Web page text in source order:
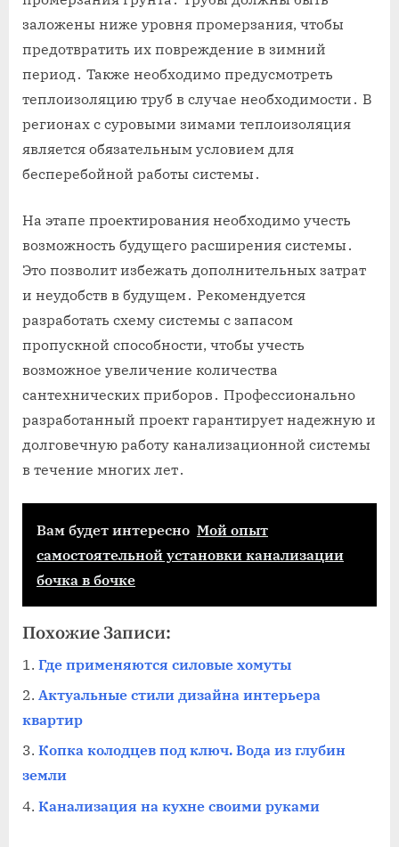
заложены ниже уровня промерзания, чтобы
предотвратить их повреждение в зимний
период․ Также необходимо предусмотреть
теплоизоляцию труб в случае необходимости․ В
регионах с суровыми зимами теплоизоляция
является обязательным условием для
бесперебойной работы системы․
На этапе проектирования необходимо учесть
возможность будущего расширения системы․
Это позволит избежать дополнительных затрат
и неудобств в будущем․ Рекомендуется
разработать схему системы с запасом
пропускной способности, чтобы учесть
возможное увеличение количества
сантехнических приборов․ Профессионально
разработанный проект гарантирует надежную и
долговечную работу канализационной системы
в течение многих лет․
Вам будет интересно Мой опыт
самостоятельной установки канализации
бочка в бочке
Похожие Записи:
Где применяются силовые хомуты
Актуальные стили дизайна интерьера
квартир
Копка колодцев под ключ. Вода из глубин
земли
Канализация на кухне своими руками